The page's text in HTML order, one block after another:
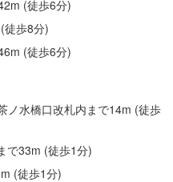
(徒歩6分)
徒歩8分)
(徒歩6分)
ノ水橋口改札内まで14m (徒歩
で33m (徒歩1分)
(徒歩1分)